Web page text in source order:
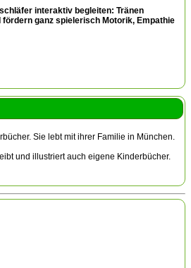
interaktiv begleiten: Tränen
ganz spielerisch Motorik, Empathie
Sie lebt mit ihrer Familie in München.
und illustriert auch eigene Kinderbücher.